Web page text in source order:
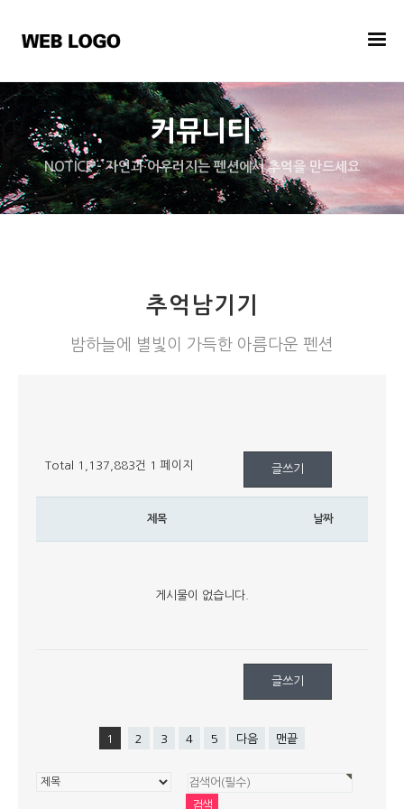
커뮤니티
NOTICE - 자연과 어우러지는 펜션에서 추억을 만드세요
추억남기기
밤하늘에 별빛이 가득한 아름다운 펜션
Total 1,137,883건 1 페이지 글쓰기
제목 날짜
게시물이 없습니다.
글쓰기
1 2 3 4 5 다음 맨끝